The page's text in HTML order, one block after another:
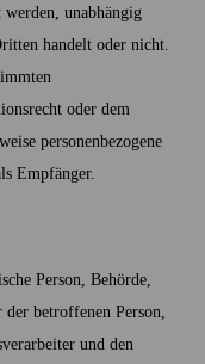
werden, unabhängig
handelt oder nicht.
oder dem
personenbezogene
Empfänger.
Person, Behörde,
betroffenen Person,
und den